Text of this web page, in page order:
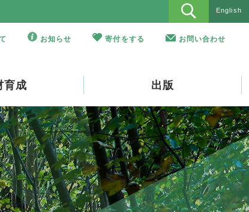
English
お知らせ 寄付をする お問い合わせ
育成 出版